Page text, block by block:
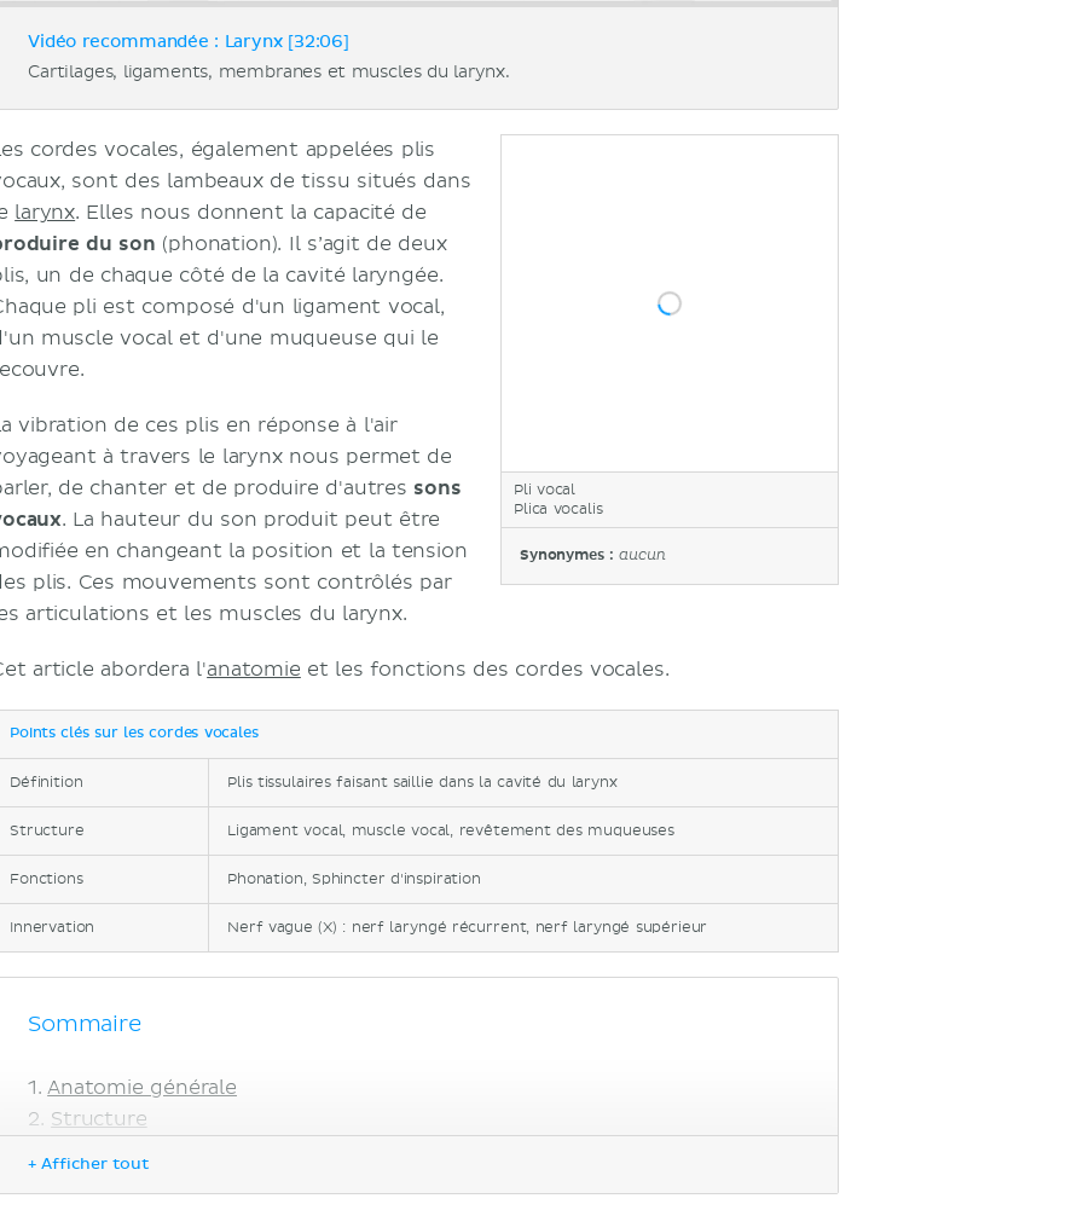
Vidéo recommandée : Larynx [32:06]
Cartilages, ligaments, membranes et muscles du larynx.
Pli vocal
Plica vocalis
Synonymes :aucun
cordes vocales, également appelées plis
sont des lambeaux de tissu situés dans
larynx. Elles nous donnent la capacité de
du son (phonation). Il s’agit de deux
un de chaque côté de la cavité laryngée.
pli est composé d'un ligament vocal,
muscle vocal et d'une muqueuse qui le
vibration de ces plis en réponse à l'air
à travers le larynx nous permet de
de chanter et de produire d'autres sons
. La hauteur du son produit peut être
en changeant la position et la tension
plis. Ces mouvements sont contrôlés par
articulations et les muscles du larynx.
article abordera l'anatomie et les fonctions des cordes vocales.
Points clés sur les cordes vocales
Définition Plis tissulaires faisant saillie dans la cavité du larynx
Structure Ligament vocal, muscle vocal, revêtement des muqueuses
Fonctions Phonation, Sphincter d'inspiration
Innervation Nerf vague (X) : nerf laryngé récurrent, nerf laryngé supérieur
Sommaire
Anatomie générale
Structure
+ Afficher tout